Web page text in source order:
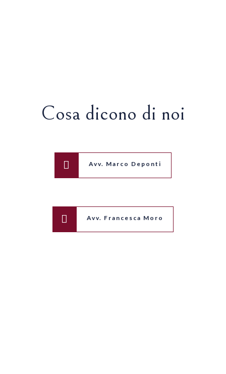
Cosa dicono di noi
Avv. Marco Deponti
Avv. Francesca Moro